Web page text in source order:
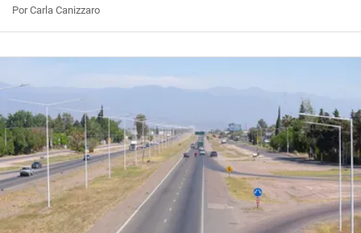
Por Carla Canizzaro